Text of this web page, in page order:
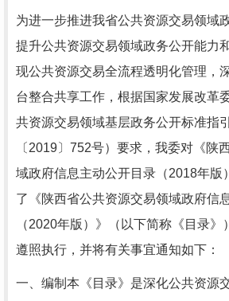
为进一步推进我省公共资源交易领域
提升公共资源交易领域政务公开能力
现公共资源交易全流程透明化管理，
台整合共享工作，根据国家发展改革
共资源交易领域基层政务公开标准指
〔2019〕752号）要求，我委对《陕
域政府信息主动公开目录（2018年版
了《陕西省公共资源交易领域政府信
（2020年版）》（以下简称《目录
遵照执行，并将有关事宜通知如下：
一、编制本《目录》是深化公共资源